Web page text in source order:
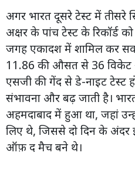
अगर भारत दूसरे टेस्ट में तीसरे
अक्षर के पांच टेस्ट के रिकॉर्ड
जगह एकादश में शामिल कर
11.86 की औसत से 36 विकेट
एसजी की गेंद से डे-नाइट टेस्ट
संभावना और बढ़ जाती है।
अहमदाबाद में हुआ था, जहां
लिए थे, जिससे दो दिन के अंदर
ऑफ़ द मैच बने थे।